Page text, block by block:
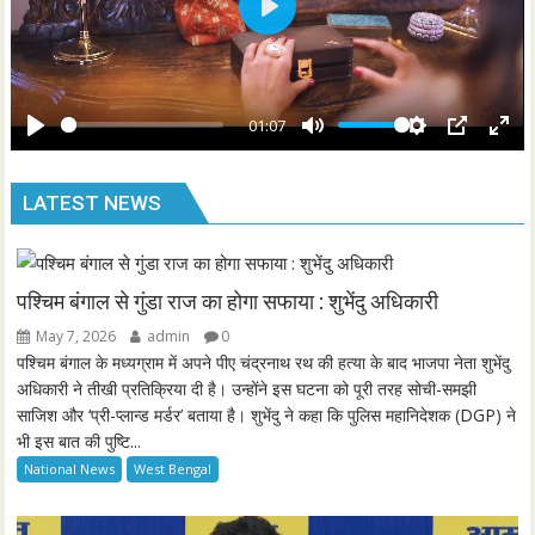
e
e
n
P
l
a
01:07
M
S
n
s
P
E
l
s
P
l
a
y
LATEST NEWS
पश्चिम बंगाल से गुंडा राज का होगा सफाया : शुभेंदु अधिकारी
May 7, 2026 admin 0
पश्चिम बंगाल के मध्यग्राम में अपने पीए चंद्रनाथ रथ की हत्या के बाद भाजपा नेता शुभेंदु
अधिकारी ने तीखी प्रतिक्रिया दी है। उन्होंने इस घटना को पूरी तरह सोची-समझी
साजिश और ‘प्री-प्लान्ड मर्डर’ बताया है। शुभेंदु ने कहा कि पुलिस महानिदेशक (DGP) ने
भी इस बात की पुष्टि...
National News West Bengal